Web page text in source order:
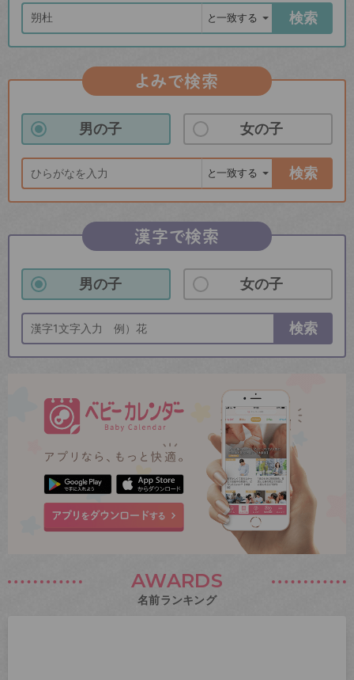
検索
よみで検索
男の子 女の子
検索
漢字で検索
男の子 女の子
検索
AWARDS
名前ランキング